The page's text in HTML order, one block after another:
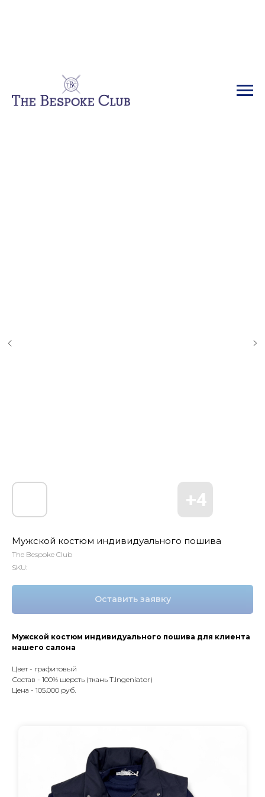
Мужской костюм индивидуального пошива
The Bespoke Club
SKU:
Оставить заявку
Мужской костюм индивидуального пошива для клиента
нашего салона
Цвет - графитовый
Состав - 100% шерсть (ткань T.Ingeniator)
Цена - 105.000 руб.